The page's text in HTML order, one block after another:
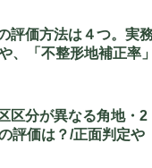
評価方法は４つ。実
、「不整形地補正率
区分が異なる角地・2
評価は？/正面判定や